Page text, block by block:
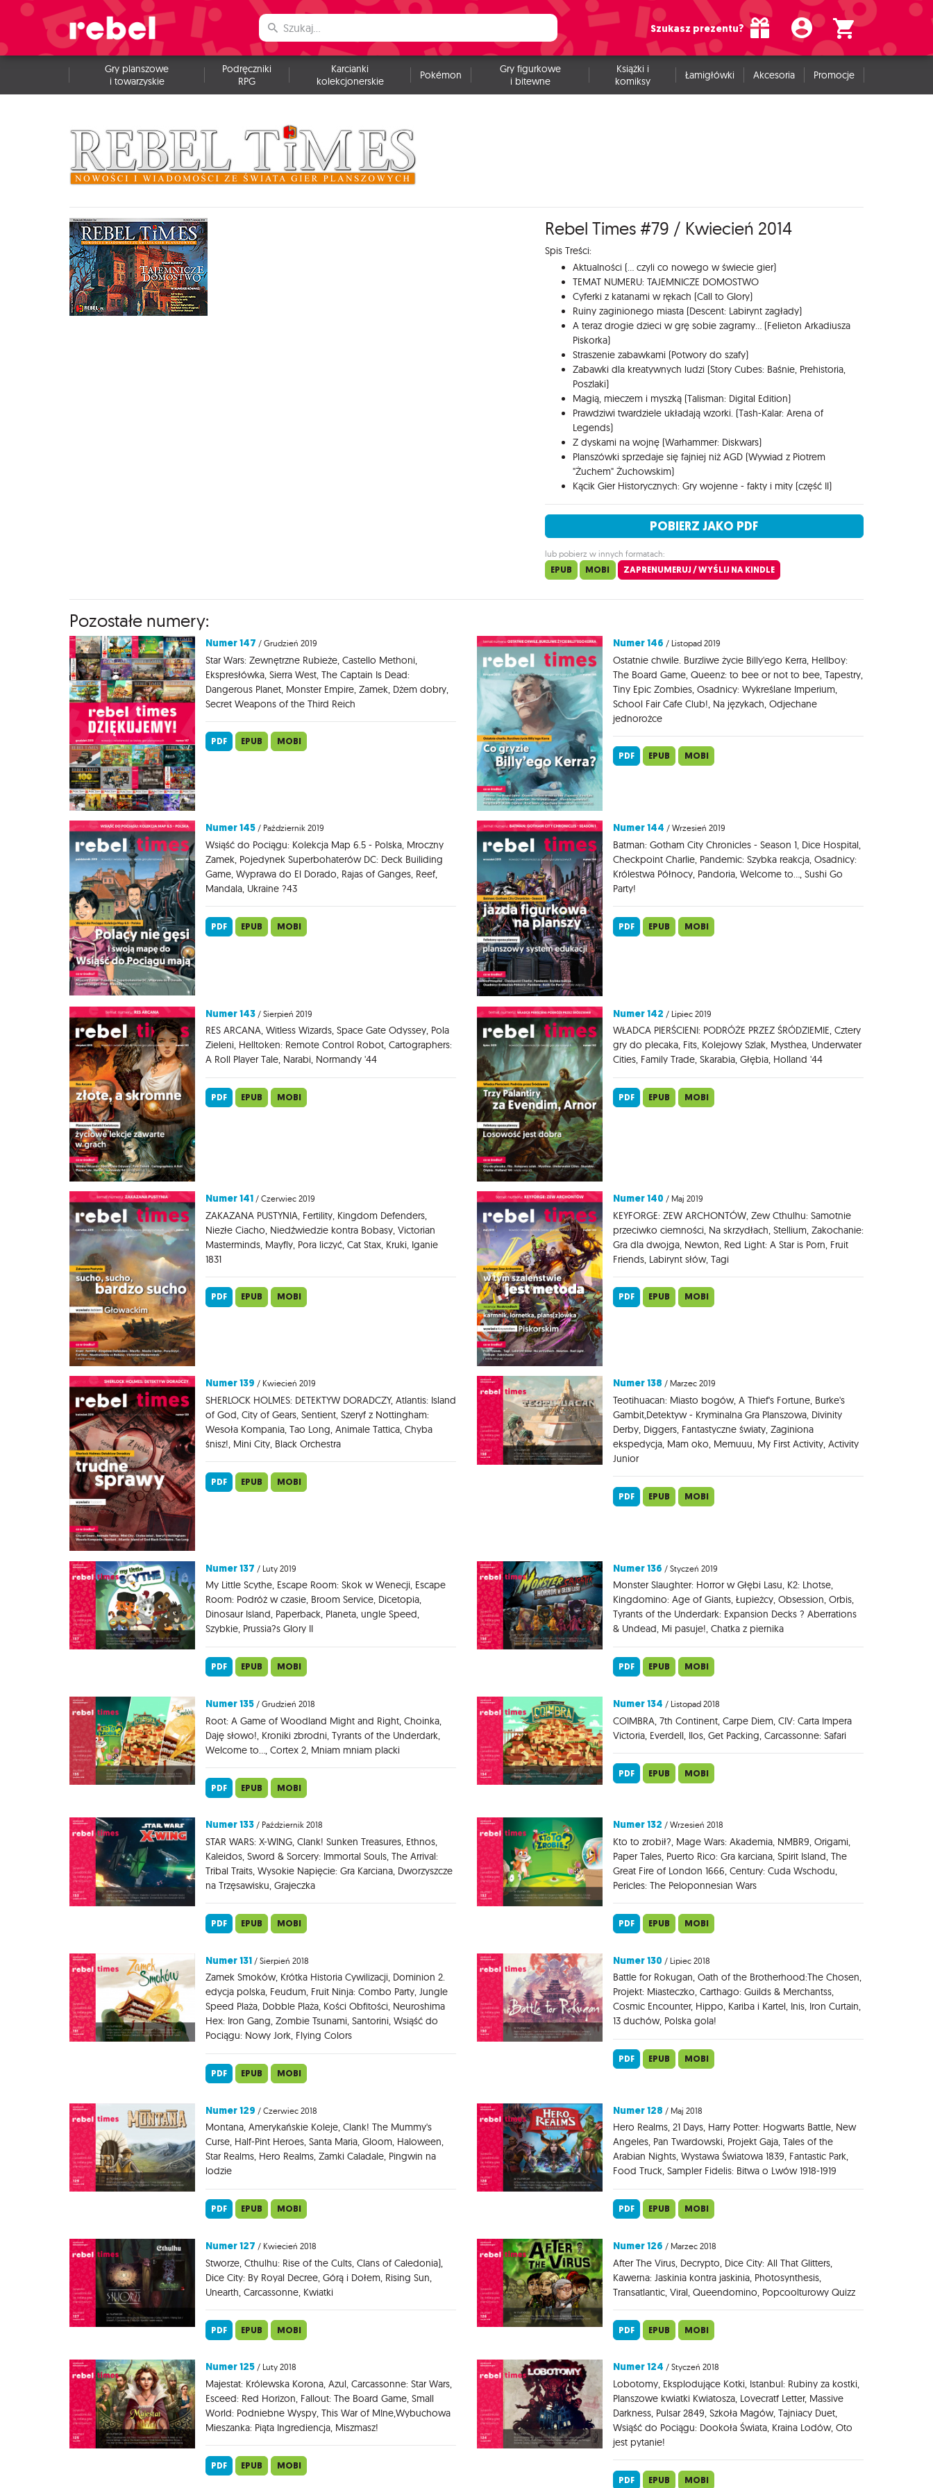
Szukasz prezentu?
Gry planszowe
i towarzyskie
Podręczniki
RPG
Karcianki
kolekcjonerskie
Pokémon
Gry figurkowe
i bitewne
Książki i
komiksy
Łamigłówki Akcesoria Promocje
Rebel Times #79 / Kwiecień 2014
Spis Treści:
Aktualności (... czyli co nowego w świecie gier)
TEMAT NUMERU: TAJEMNICZE DOMOSTWO
Cyferki z katanami w rękach (Call to Glory)
Ruiny zaginionego miasta (Descent: Labirynt zagłady)
A teraz drogie dzieci w grę sobie zagramy... (Felieton Arkadiusza
Piskorka)
Straszenie zabawkami (Potwory do szafy)
Zabawki dla kreatywnych ludzi (Story Cubes: Baśnie, Prehistoria,
Poszlaki)
Magią, mieczem i myszką (Talisman: Digital Edition)
Prawdziwi twardziele układają wzorki. (Tash-Kalar: Arena of
Legends)
Z dyskami na wojnę (Warhammer: Diskwars)
Planszówki sprzedaje się fajniej niż AGD (Wywiad z Piotrem
"Żuchem" Żuchowskim)
Kącik Gier Historycznych: Gry wojenne - fakty i mity (część II)
POBIERZ JAKO PDF
lub pobierz w innych formatach:
EPUB MOBI ZAPRENUMERUJ / WYŚLIJ NA KINDLE
Pozostałe numery:
Numer 147 / Grudzień 2019
Star Wars: Zewnętrzne Rubieże, Castello Methoni,
Ekspresłówka, Sierra West, The Captain Is Dead:
Dangerous Planet, Monster Empire, Zamek, Dżem dobry,
Secret Weapons of the Third Reich
PDF EPUB MOBI
Numer 146 / Listopad 2019
Ostatnie chwile. Burzliwe życie Billy'ego Kerra, Hellboy:
The Board Game, Queenz: to bee or not to bee, Tapestry,
Tiny Epic Zombies, Osadnicy: Wykreślane Imperium,
School Fair Cafe Club!, Na językach, Odjechane
jednorożce
PDF EPUB MOBI
Numer 145 / Październik 2019
Wsiąść do Pociągu: Kolekcja Map 6.5 - Polska, Mroczny
Zamek, Pojedynek Superbohaterów DC: Deck Builiding
Game, Wyprawa do El Dorado, Rajas of Ganges, Reef,
Mandala, Ukraine ?43
PDF EPUB MOBI
Numer 144 / Wrzesień 2019
Batman: Gotham City Chronicles - Season 1, Dice Hospital,
Checkpoint Charlie, Pandemic: Szybka reakcja, Osadnicy:
Królestwa Północy, Pandoria, Welcome to..., Sushi Go
Party!
PDF EPUB MOBI
Numer 143 / Sierpień 2019
RES ARCANA, Witless Wizards, Space Gate Odyssey, Pola
Zieleni, Helltoken: Remote Control Robot, Cartographers:
A Roll Player Tale, Narabi, Normandy '44
PDF EPUB MOBI
Numer 142 / Lipiec 2019
WŁADCA PIERŚCIENI: PODRÓŻE PRZEZ ŚRÓDZIEMIE, Cztery
gry do plecaka, Fits, Kolejowy Szlak, Mysthea, Underwater
Cities, Family Trade, Skarabia, Głębia, Holland '44
PDF EPUB MOBI
Numer 141 / Czerwiec 2019
ZAKAZANA PUSTYNIA, Fertility, Kingdom Defenders,
Niezłe Ciacho, Niedźwiedzie kontra Bobasy, Victorian
Masterminds, Mayfly, Pora liczyć, Cat Stax, Kruki, Iganie
1831
PDF EPUB MOBI
Numer 140 / Maj 2019
KEYFORGE: ZEW ARCHONTÓW, Zew Cthulhu: Samotnie
przeciwko ciemności, Na skrzydłach, Stellium, Zakochanie:
Gra dla dwojga, Newton, Red Light: A Star is Porn, Fruit
Friends, Labirynt słów, Tagi
PDF EPUB MOBI
Numer 139 / Kwiecień 2019
SHERLOCK HOLMES: DETEKTYW DORADCZY, Atlantis: Island
of God, City of Gears, Sentient, Szeryf z Nottingham:
Wesoła Kompania, Tao Long, Animale Tattica, Chyba
śnisz!, Mini City, Black Orchestra
PDF EPUB MOBI
Numer 138 / Marzec 2019
Teotihuacan: Miasto bogów, A Thief's Fortune, Burke's
Gambit,Detektyw - Kryminalna Gra Planszowa, Divinity
Derby, Diggers, Fantastyczne światy, Zaginiona
ekspedycja, Mam oko, Memuuu, My First Activity, Activity
Junior
PDF EPUB MOBI
Numer 137 / Luty 2019
My Little Scythe, Escape Room: Skok w Wenecji, Escape
Room: Podróż w czasie, Broom Service, Dicetopia,
Dinosaur Island, Paperback, Planeta, ungle Speed,
Szybkie, Prussia?s Glory II
PDF EPUB MOBI
Numer 136 / Styczeń 2019
Monster Slaughter: Horror w Głębi Lasu, K2: Lhotse,
Kingdomino: Age of Giants, Łupieżcy, Obsession, Orbis,
Tyrants of the Underdark: Expansion Decks ? Aberrations
& Undead, Mi pasuje!, Chatka z piernika
PDF EPUB MOBI
Numer 135 / Grudzień 2018
Root: A Game of Woodland Might and Right, Choinka,
Daję słowo!, Kroniki zbrodni, Tyrants of the Underdark,
Welcome to..., Cortex 2, Mniam mniam placki
PDF EPUB MOBI
Numer 134 / Listopad 2018
COIMBRA, 7th Continent, Carpe Diem, CIV: Carta Impera
Victoria, Everdell, Ilos, Get Packing, Carcassonne: Safari
PDF EPUB MOBI
Numer 133 / Październik 2018
STAR WARS: X-WING, Clank! Sunken Treasures, Ethnos,
Kaleidos, Sword & Sorcery: Immortal Souls, The Arrival:
Tribal Traits, Wysokie Napięcie: Gra Karciana, Dworzyszcze
na Trzęsawisku, Grajeczka
PDF EPUB MOBI
Numer 132 / Wrzesień 2018
Kto to zrobił?, Mage Wars: Akademia, NMBR9, Origami,
Paper Tales, Puerto Rico: Gra karciana, Spirit Island, The
Great Fire of London 1666, Century: Cuda Wschodu,
Pericles: The Peloponnesian Wars
PDF EPUB MOBI
Numer 131 / Sierpień 2018
Zamek Smoków, Krótka Historia Cywilizacji, Dominion 2.
edycja polska, Feudum, Fruit Ninja: Combo Party, Jungle
Speed Plaża, Dobble Plaża, Kości Obfitości, Neuroshima
Hex: Iron Gang, Zombie Tsunami, Santorini, Wsiąść do
Pociągu: Nowy Jork, Flying Colors
PDF EPUB MOBI
Numer 130 / Lipiec 2018
Battle for Rokugan, Oath of the Brotherhood:The Chosen,
Projekt: Miasteczko, Carthago: Guilds & Merchantss,
Cosmic Encounter, Hippo, Kariba i Kartel, Inis, Iron Curtain,
13 duchów, Polska gola!
PDF EPUB MOBI
Numer 129 / Czerwiec 2018
Montana, Amerykańskie Koleje, Clank! The Mummy's
Curse, Half-Pint Heroes, Santa Maria, Gloom, Haloween,
Star Realms, Hero Realms, Zamki Caladale, Pingwin na
lodzie
PDF EPUB MOBI
Numer 128 / Maj 2018
Hero Realms, 21 Days, Harry Potter: Hogwarts Battle, New
Angeles, Pan Twardowski, Projekt Gaja, Tales of the
Arabian Nights, Wystawa Światowa 1839, Fantastic Park,
Food Truck, Sampler Fidelis: Bitwa o Lwów 1918-1919
PDF EPUB MOBI
Numer 127 / Kwiecień 2018
Stworze, Cthulhu: Rise of the Cults, Clans of Caledonia),
Dice City: By Royal Decree, Górą i Dołem, Rising Sun,
Unearth, Carcassonne, Kwiatki
PDF EPUB MOBI
Numer 126 / Marzec 2018
After The Virus, Decrypto, Dice City: All That Glitters,
Kawerna: Jaskinia kontra jaskinia, Photosynthesis,
Transatlantic, Viral, Queendomino, Popcoolturowy Quizz
PDF EPUB MOBI
Numer 125 / Luty 2018
Majestat: Królewska Korona, Azul, Carcassonne: Star Wars,
Esceed: Red Horizon, Fallout: The Board Game, Small
World: Podniebne Wyspy, This War of MIne,Wybuchowa
Mieszanka: Piąta Ingrediencja, Miszmasz!
PDF EPUB MOBI
Numer 124 / Styczeń 2018
Lobotomy, Eksplodujące Kotki, Istanbul: Rubiny za kostki,
Planszowe kwiatki Kwiatosza, Lovecratf Letter, Massive
Darkness, Pulsar 2849, Szkoła Magów, Tajniacy Duet,
Wsiąść do Pociągu: Dookoła Świata, Kraina Lodów, Oto
jest pytanie!
PDF EPUB MOBI